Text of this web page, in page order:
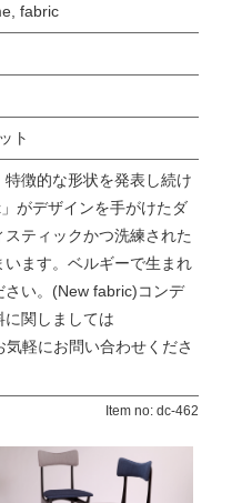
fabric
ト
徴的な形状を発表し続け
がデザインを手がけたダ
ティックかつ洗練された
ます。ベルギーで生まれ
さい。(New fabric)コンデ
に関しましては
気軽にお問い合わせくださ
Item no: dc-462